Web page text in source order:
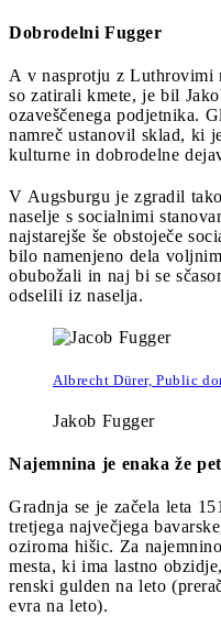
Dobrodelni Fugger
A v nasprotju z Luthrovimi
so zatirali kmete, je bil
ozaveščenega podjetnika.
namreč ustanovil sklad, ki
kulturne in dobrodelne
V Augsburgu je zgradil
naselje s socialnimi
najstarejše še obstoječe
bilo namenjeno dela
obubožali in naj bi se
odselili iz naselja.
Albrecht Dürer, Public
Jakob Fugger
Najemnina je enaka že
Gradnja se je začela leta
tretjega največjega
oziroma hišic. Za
mesta, ki ima lastno
renski gulden na leto
evra na leto).